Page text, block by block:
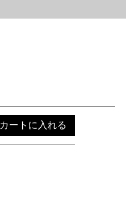
カートに入れる